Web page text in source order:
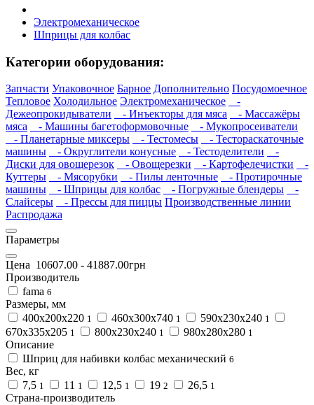
Электромеханическое
Шприцы для колбас
Категории оборудования:
Запчасти Упаковочное Барное Дополнительно Посудомоечное
Тепловое Холодильное Электромеханическое
-
Дежеопрокидыватели
- Инъекторы для мяса
- Массажёры
мяса
- Машины багетоформовочные
- Мукопросеиватели
- Планетарные миксеры
- Тестомесы
- Тестораскаточные
машины
- Округлители конусные - Тестоделители
-
Диски для овощерезок
- Овощерезки - Картофелечистки
-
Куттеры
- Мясорубки - Пилы ленточные
- Протирочные
машины
- Шприцы для колбас - Погружные блендеры
-
Слайсеры
- Прессы для пиццы Производственные линии
Распродажа
Параметры
Цена 10607.00 - 41887.00грн
Производитель
fama 6
Размеры, мм
400х200х220 1 460х300х740 1 590х230х240 1
670х335х205 1 800х230х240 1 980х280х280 1
Описание
Шприц для набивки колбас механический 6
Вес, кг
7,5 1 11 1 12,5 1 19 2 26,5 1
Страна-производитель